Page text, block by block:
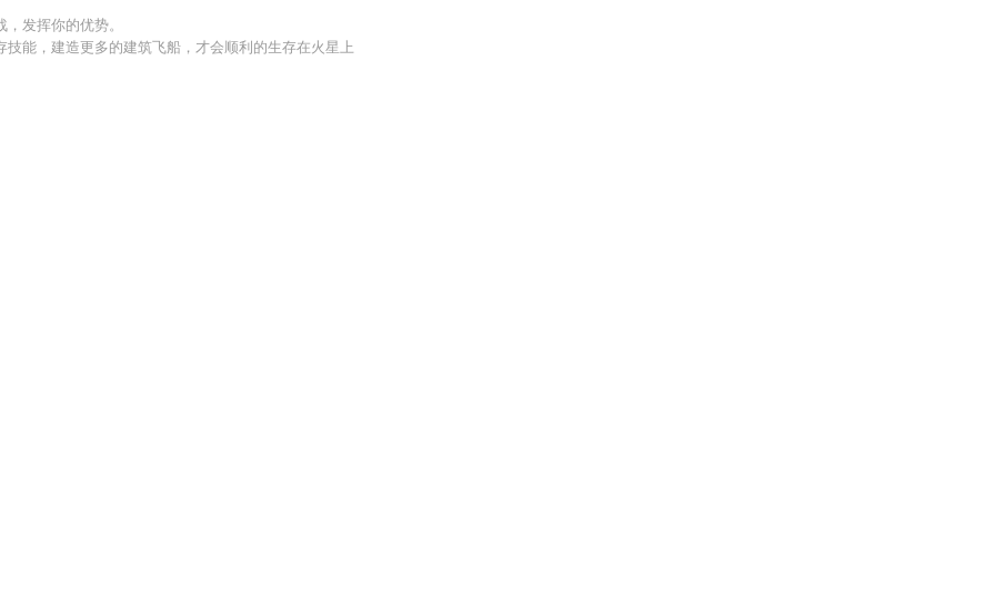
发挥你的优势。
能，建造更多的建筑飞船，才会顺利的生存在火星上